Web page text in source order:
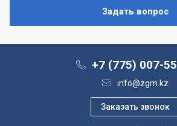
+7 (775) 007-
info@zgm.kz